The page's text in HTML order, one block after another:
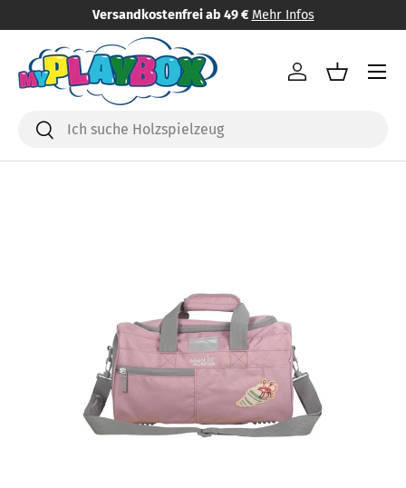
Direkt zum Inhalt
Versandkostenfrei ab 49 € Mehr Infos
Suchen
Suchen
Einloggen
Menü